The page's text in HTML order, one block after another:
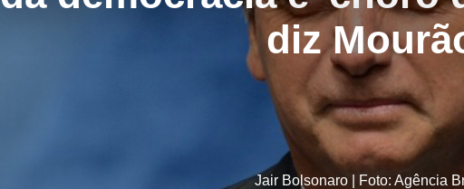
diz
Jair Bolsonaro | Foto: Agência